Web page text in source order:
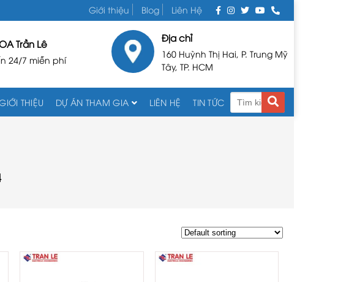
Giới thiệu Blog Liên Hệ
Trần Lê
24/7 miễn phí
Địa chỉ
160 Huỳnh Thị Hai, P. Trung Mỹ
Tây, TP. HCM
THIỆU DỰ ÁN THAM GIA LIÊN HỆ TIN TỨC